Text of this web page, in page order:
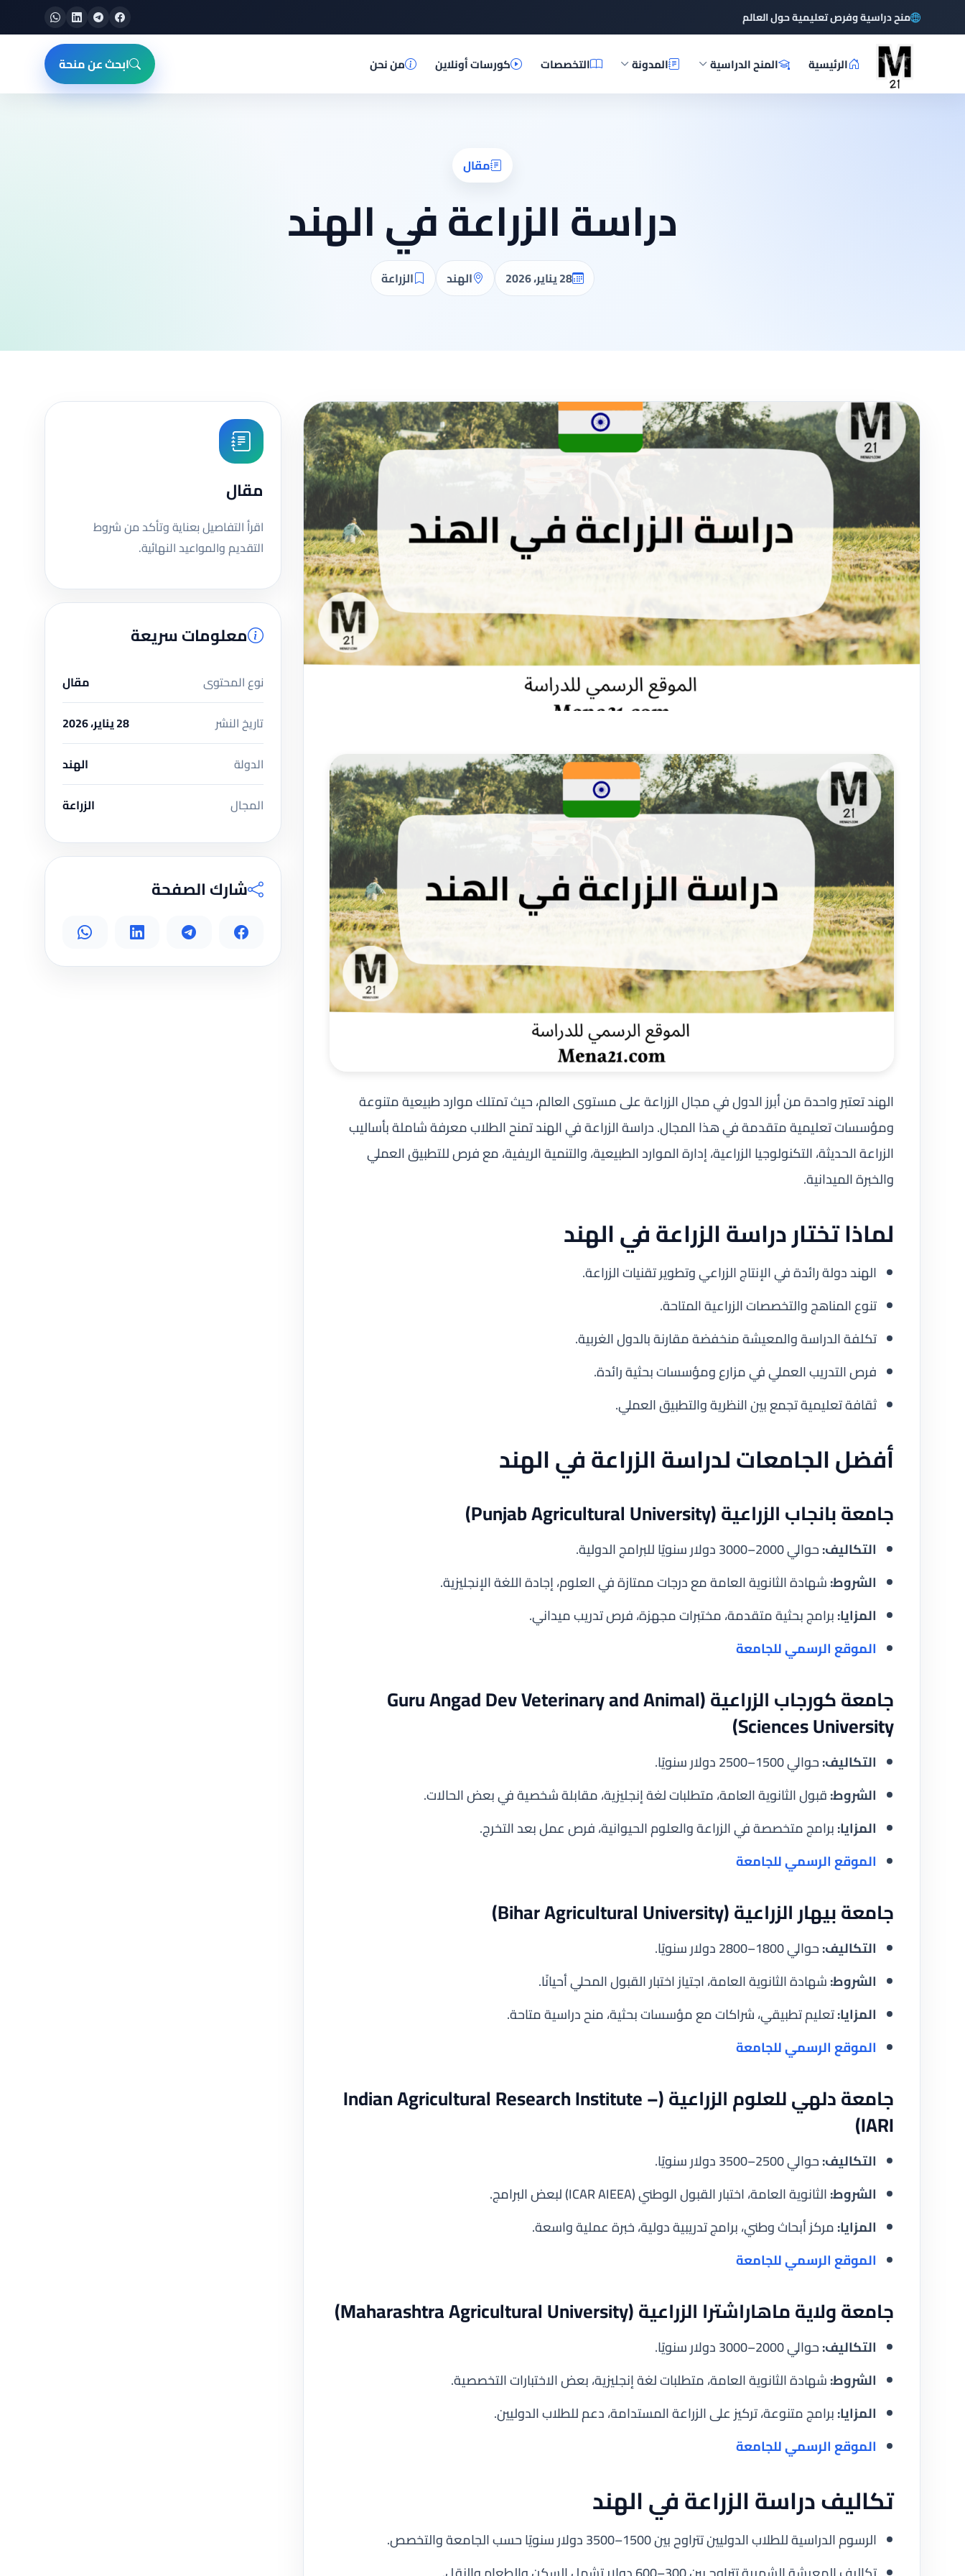
منح دراسية وفرص تعليمية حول العالم
الرئيسية المنح الدراسية المدونة التخصصات كورسات أونلاين من نحن ابحث عن منحة
مقال
دراسة الزراعة في الهند
28 يناير، 2026 الهند الزراعة
الهند تعتبر واحدة من أبرز الدول في مجال الزراعة على مستوى العالم، حيث تمتلك موارد طبيعية متنوعة
ومؤسسات تعليمية متقدمة في هذا المجال. دراسة الزراعة في الهند تمنح الطلاب معرفة شاملة بأساليب
الزراعة الحديثة، التكنولوجيا الزراعية، إدارة الموارد الطبيعية، والتنمية الريفية، مع فرص للتطبيق العملي
والخبرة الميدانية.
لماذا تختار دراسة الزراعة في الهند
الهند دولة رائدة في الإنتاج الزراعي وتطوير تقنيات الزراعة.
تنوع المناهج والتخصصات الزراعية المتاحة.
تكلفة الدراسة والمعيشة منخفضة مقارنة بالدول الغربية.
فرص التدريب العملي في مزارع ومؤسسات بحثية رائدة.
ثقافة تعليمية تجمع بين النظرية والتطبيق العملي.
أفضل الجامعات لدراسة الزراعة في الهند
جامعة بانجاب الزراعية (Punjab Agricultural University)
التكاليف:حوالي 2000–3000 دولار سنويًا للبرامج الدولية.
الشروط:شهادة الثانوية العامة مع درجات ممتازة في العلوم، إجادة اللغة الإنجليزية.
المزايا:برامج بحثية متقدمة، مختبرات مجهزة، فرص تدريب ميداني.
الموقع الرسمي للجامعة
جامعة كورجاب الزراعية (Guru Angad Dev Veterinary and Animal
Sciences University)
التكاليف:حوالي 1500–2500 دولار سنويًا.
الشروط:قبول الثانوية العامة، متطلبات لغة إنجليزية، مقابلة شخصية في بعض الحالات.
المزايا:برامج متخصصة في الزراعة والعلوم الحيوانية، فرص عمل بعد التخرج.
الموقع الرسمي للجامعة
جامعة بيهار الزراعية (Bihar Agricultural University)
التكاليف:حوالي 1800–2800 دولار سنويًا.
الشروط:شهادة الثانوية العامة، اجتياز اختبار القبول المحلي أحيانًا.
المزايا:تعليم تطبيقي، شراكات مع مؤسسات بحثية، منح دراسية متاحة.
الموقع الرسمي للجامعة
جامعة دلهي للعلوم الزراعية (Indian Agricultural Research Institute –
IARI)
التكاليف:حوالي 2500–3500 دولار سنويًا.
الشروط:الثانوية العامة، اختبار القبول الوطني (ICAR AIEEA) لبعض البرامج.
المزايا:مركز أبحاث وطني، برامج تدريبية دولية، خبرة عملية واسعة.
الموقع الرسمي للجامعة
جامعة ولاية ماهاراشترا الزراعية (Maharashtra Agricultural University)
التكاليف:حوالي 2000–3000 دولار سنويًا.
الشروط:شهادة الثانوية العامة، متطلبات لغة إنجليزية، بعض الاختبارات التخصصية.
المزايا:برامج متنوعة، تركيز على الزراعة المستدامة، دعم للطلاب الدوليين.
الموقع الرسمي للجامعة
تكاليف دراسة الزراعة في الهند
الرسوم الدراسية للطلاب الدوليين تتراوح بين 1500–3500 دولار سنويًا حسب الجامعة والتخصص.
مقال
اقرأ التفاصيل بعناية وتأكد من شروط
التقديم والمواعيد النهائية.
معلومات سريعة
نوع المحتوى
مقال
تاريخ النشر
28 يناير، 2026
الدولة
الهند
المجال
الزراعة
شارك الصفحة